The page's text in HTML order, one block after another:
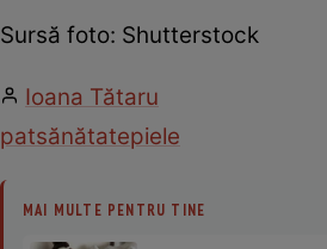
Sursă foto: Shutterstock
Ioana Tătaru
patsănătatepiele
MAI MULTE PENTRU TINE